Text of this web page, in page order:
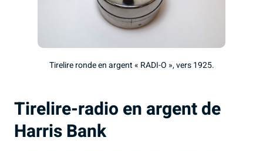
Tirelire ronde en argent « RADI-O », vers 1925.
Tirelire-radio en argent de
Harris Bank